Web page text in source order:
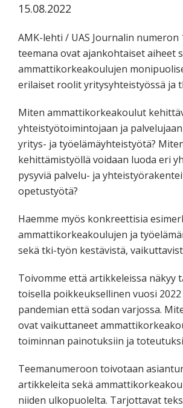
ammattikorkeakoulutusta
tutkimuksesta
kaikille
kiinnostuneille.
15.08.2022
AMK-lehti / UAS Journalin numeron
teemana ovat ajankohtaiset aiheet
ammattikorkeakoulujen
erilaiset roolit yritysyhteistyössä ja
Miten ammattikorkeakoulut
yhteistyötoimintojaan ja
yritys- ja työelämäyhteistyötä?
kehittämistyöllä voidaan luoda eri
pysyviä palvelu- ja
opetustyötä?
Haemme myös konkreettisia
ammattikorkeakoulujen ja
sekä tki-työn kestävistä,
Toivomme että artikkeleissa näkyy
toisella poikkeuksellinen vuosi 2022
pandemian että sodan varjossa.
ovat vaikuttaneet
toiminnan painotuksiin ja
Teemanumeroon toivotaan
artikkeleita sekä
niiden ulkopuolelta. Tarjottavat